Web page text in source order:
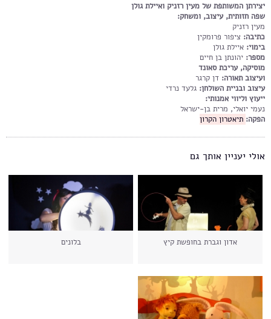
יצירתן המשותפת של מעין רזניק ואיילת גולן
שפה חזותית, עיצוב, ומשחק:
מעין רזניק
כתיבה: ציפור פרומקין
בימוי: איילת גולן
מספר: יהונתן בן חיים
מוסיקה, עריכת סאונד
ועיצוב תאורה: דן קרגר
עיצוב ובניית השולחן: גלעד נרדי
ייעוץ וליווי אמנותי:
נעמי יואלי, מרית בן-ישראל
הפקה: תיאטרון הקרון
אולי יעניין אותך גם
אדון וגברת בחופשת קיץ בלונים